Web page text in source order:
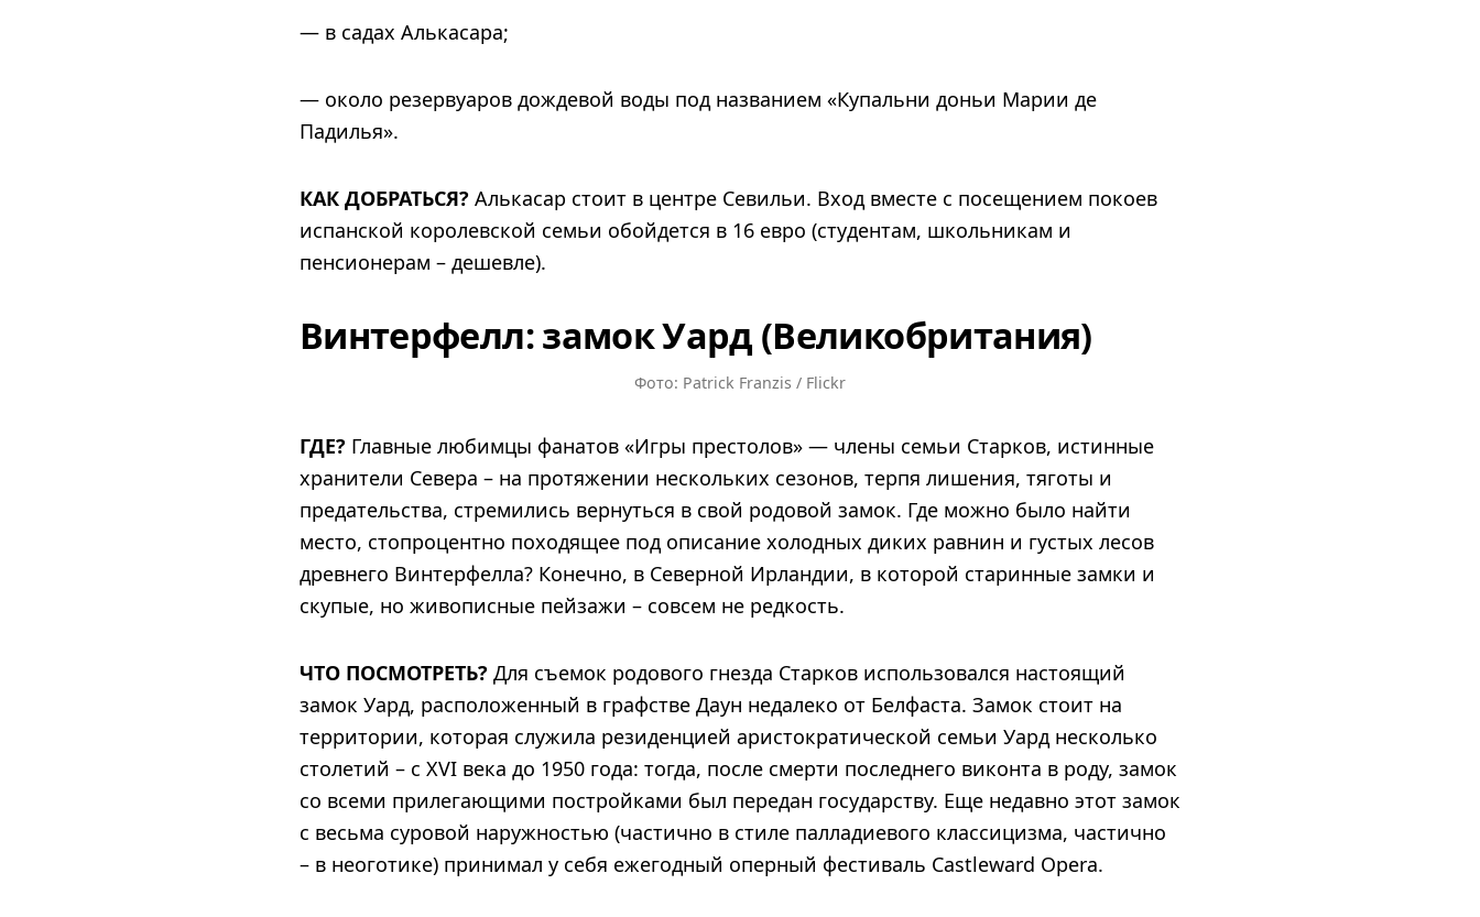
— в садах Алькасара;
— около резервуаров дождевой воды под названием «Купальни доньи Марии де
Падилья».
КАК ДОБРАТЬСЯ? Алькасар стоит в центре Севильи. Вход вместе с посещением покоев
испанской королевской семьи обойдется в 16 евро (студентам, школьникам и
пенсионерам – дешевле).
Винтерфелл: замок Уард (Великобритания)
Фото: Patrick Franzis / Flickr
ГДЕ? Главные любимцы фанатов «Игры престолов» — члены семьи Старков, истинные
хранители Севера – на протяжении нескольких сезонов, терпя лишения, тяготы и
предательства, стремились вернуться в свой родовой замок. Где можно было найти
место, стопроцентно походящее под описание холодных диких равнин и густых лесов
древнего Винтерфелла? Конечно, в Северной Ирландии, в которой старинные замки и
скупые, но живописные пейзажи – совсем не редкость.
ЧТО ПОСМОТРЕТЬ? Для съемок родового гнезда Старков использовался настоящий
замок Уард, расположенный в графстве Даун недалеко от Белфаста. Замок стоит на
территории, которая служила резиденцией аристократической семьи Уард несколько
столетий – с XVI века до 1950 года: тогда, после смерти последнего виконта в роду, замок
со всеми прилегающими постройками был передан государству. Еще недавно этот замок
с весьма суровой наружностью (частично в стиле палладиевого классицизма, частично
– в неоготике) принимал у себя ежегодный оперный фестиваль Castleward Opera.